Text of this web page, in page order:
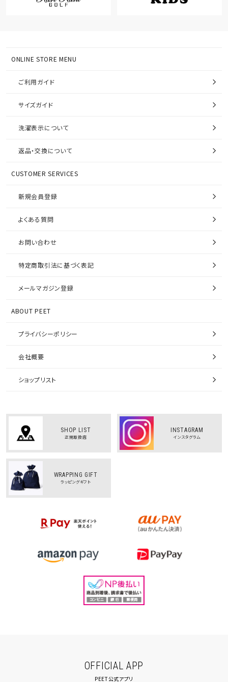
ONLINE STORE MENU
ご利用ガイド
サイズガイド
洗濯表示について
返品・交換について
CUSTOMER SERVICES
新規会員登録
よくある質問
お問い合わせ
特定商取引法に基づく表記
メールマガジン登録
ABOUT PEET
プライバシーポリシー
会社概要
ショップリスト
SHOP LIST
正規取扱店
INSTAGRAM
インスタグラム
WRAPPING GIFT
ラッピングギフト
OFFICIAL APP
PEET公式アプリ